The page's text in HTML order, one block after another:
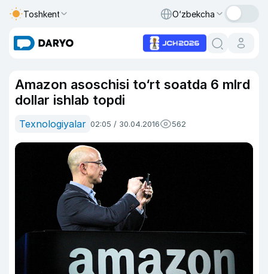
Toshkent O‘zbekcha
Amazon asoschisi to‘rt soatda 6 mlrd
dollar ishlab topdi
Texnologiyalar 02:05 / 30.04.2016 562